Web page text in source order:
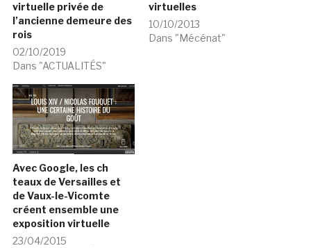
virtuelle privée de
l’ancienne demeure des
rois
02/10/2019
Dans "ACTUALITÉS"
virtuelles
10/10/2013
Dans "Mécénat"
Avec Google, les ch
teaux de Versailles et
de Vaux-le-Vicomte
créent ensemble une
exposition virtuelle
23/04/2015